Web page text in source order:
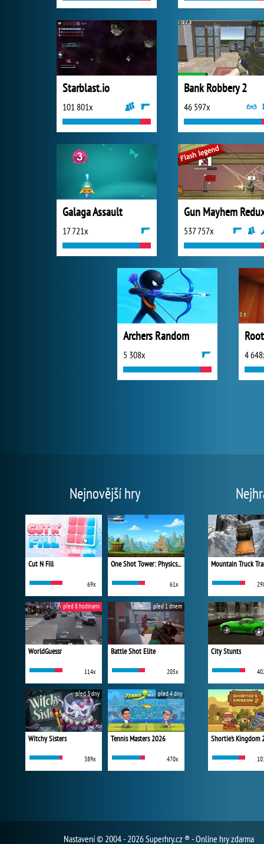
Starblast.io
101 801x
Bank Robbery 2
46 597x
Galaga Assault
17 721x
Gun Mayhem
537 757x
Archers Random
5 308x 4
Nejnovější hry
Cut N Fill
69x
One Shot Tower: Physics Destroyer
61x
WorldGuessr
114x
před 8 hodinami
Battle Shot Elite
205x
před 1 dnem
Witchy Sisters
389x
před 3 dny
Tennis Masters 2026
470x
před 4 dny
Mountain Truck
City Stunts
Shortie's Kingdom
Nastavení© 2004 - 2026 Superhry.cz ® - Online hry zdarma